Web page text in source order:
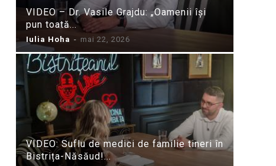
VIDEO – Dr. Vasile Grajdu: „Oamenii își
pun toată...
Iulia Hoha - mai 22, 2026
VIDEO: Suflu de medici de familie tineri în
Bistrița-Năsăud!...